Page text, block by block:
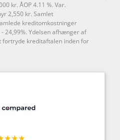
kr. ÅOP 4.11 %. Var.
2,550 kr. Samlet
kreditomkostninger
24,99%. Ydelsen afhænger af
kreditaftalen inden for